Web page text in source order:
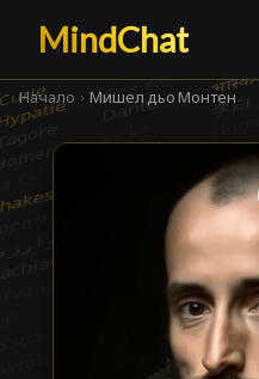
MindChat
Начало › Мишел дьо Монтен